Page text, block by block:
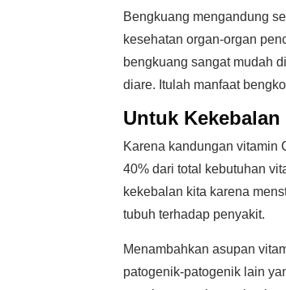
Bengkuang mengandung
kesehatan organ-organ
bengkuang sangat mudah
diare. Itulah manfaat
Untuk Kekebalan
Karena kandungan vitamin
40% dari total kebutuhan
kekebalan kita karena
tubuh terhadap penyakit.
Menambahkan asupan
patogenik-patogenik lain